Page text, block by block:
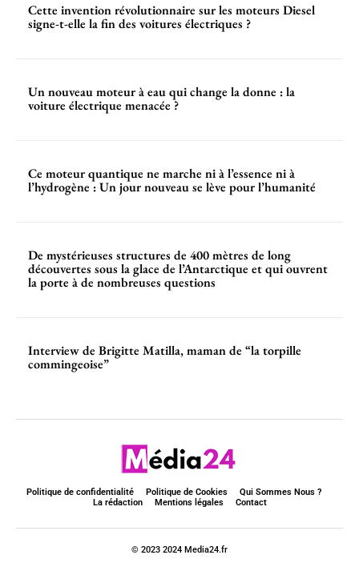
Cette invention révolutionnaire sur les moteurs Diesel
signe-t-elle la fin des voitures électriques ?
Un nouveau moteur à eau qui change la donne : la
voiture électrique menacée ?
Ce moteur quantique ne marche ni à l’essence ni à
l’hydrogène : Un jour nouveau se lève pour l’humanité
De mystérieuses structures de 400 mètres de long
découvertes sous la glace de l’Antarctique et qui ouvrent
la porte à de nombreuses questions
Interview de Brigitte Matilla, maman de “la torpille
commingeoise”
Politique de confidentialité Politique de Cookies
Qui Sommes Nous ?
La rédaction
Mentions légales Contact
© 2023 2024 Media24.fr